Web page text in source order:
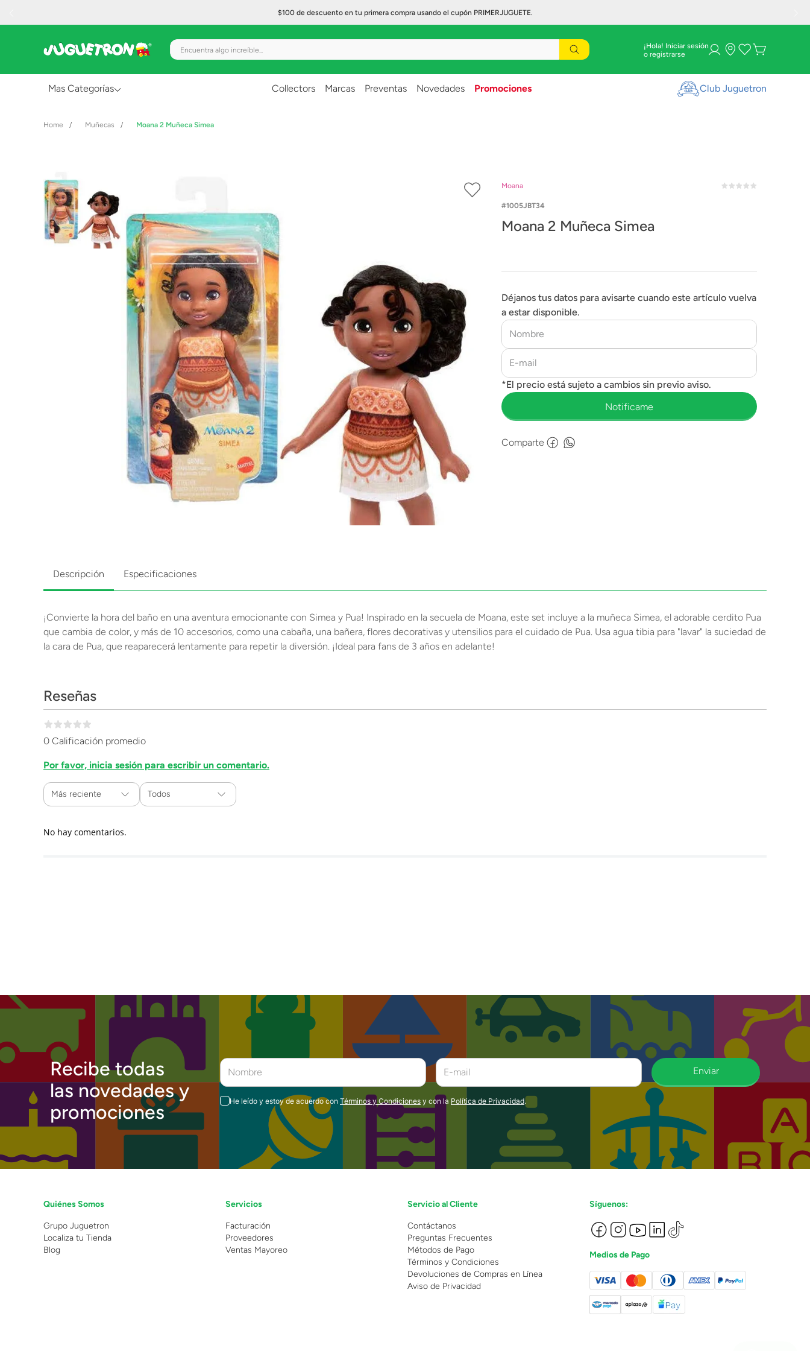
$100 de descuento en tu primera compra usando el cupón PRIMERJUGUETE.
Encuentra algo increíble... ¡Hola! Iniciar sesión
Mas Categorías
Creatividad y Arte
Figuras de Acción
Gadgets y Electrónicos
Juegos de Mesa
Collectors Marcas Preventas Novedades Promociones Club Juguetron
Muñecas Moana 2 Muñeca Simea
Moana
1005JBT34
Moana 2 Muñeca Simea
Déjanos tus datos para avisarte cuando este artículo vuelva
a estar disponible.
Comparte
Descripción Especificaciones
¡Convierte la hora del baño en una aventura emocionante con Simea y Pua! Inspirado en la secuela de Moana, este set incluye a la muñeca Simea, el adorable cerdito Pua
que cambia de color, y más de 10 accesorios, como una cabaña, una bañera, flores decorativas y utensilios para el cuidado de Pua. Usa agua tibia para "lavar" la suciedad de
la cara de Pua, que reaparecerá lentamente para repetir la diversión. ¡Ideal para fans de 3 años en adelante!
Reseñas
0 Calificación promedio
Por favor, inicia sesión para escribir un comentario.
Más reciente Todos
No hay comentarios.
Recibe todas
las novedades y
promociones
Enviar
He leído y estoy de acuerdo con Términos y Condiciones y con la Política de Privacidad.
Quiénes Somos
Grupo Juguetron
Localiza tu Tienda
Blog
Servicios
Facturación
Proveedores
Ventas Mayoreo
Servicio al Cliente
Contáctanos
Preguntas Frecuentes
Métodos de Pago
Términos y Condiciones
Devoluciones de Compras en Línea
Aviso de Privacidad
Síguenos:
Medios de Pago